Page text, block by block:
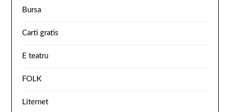
Bursa
Carti gratis
E teatru
FOLK
Liternet